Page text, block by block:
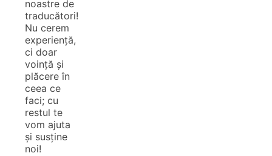
noastre de
traducători!
Nu cerem
experiență,
ci doar
voință și
plăcere în
ceea ce
faci; cu
restul te
vom ajuta
și susține
noi!